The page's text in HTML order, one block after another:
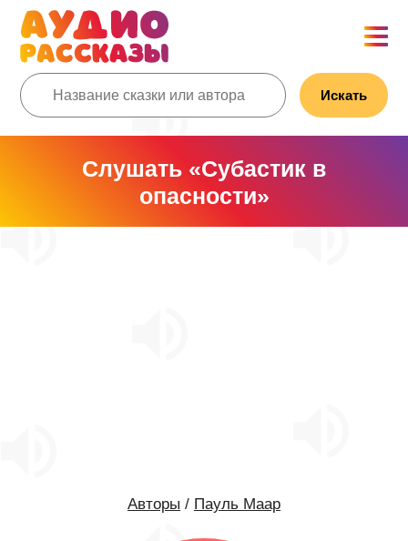
Искать
Слушать «Субастик в
опасности»
Авторы / Пауль Маар